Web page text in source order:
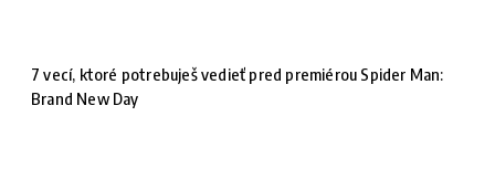
7 vecí, ktoré potrebuješ vedieť pred premiérou Spider Man:
Brand New Day